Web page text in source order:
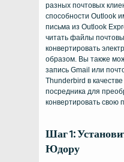
разных почтовых
способности Outlook
письма из Outlook
читать файлы
конвертировать
образом. Вы также
запись Gmail или
Thunderbird в
посредника для
конвертировать свою
Шаг 1:
Юдору